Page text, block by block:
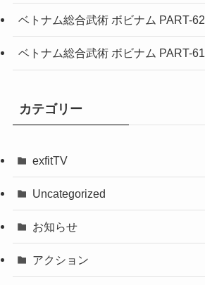
ベトナム総合武術 ボビナム PART-62
ベトナム総合武術 ボビナム PART-61
カテゴリー
exfitTV
Uncategorized
お知らせ
アクション